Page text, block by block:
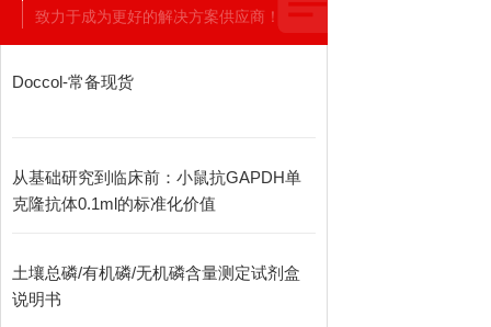
致力于成为更好的解决方案供应商！
Doccol-常备现货
从基础研究到临床前：小鼠抗GAPDH单
克隆抗体0.1ml的标准化价值
土壤总磷/有机磷/无机磷含量测定试剂盒
说明书